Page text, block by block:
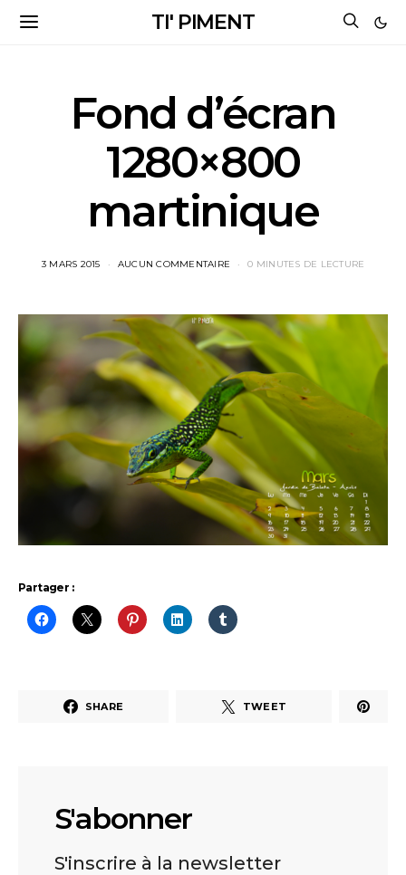
TI' PIMENT
Fond d’écran
1280×800
martinique
3 MARS 2015 AUCUN COMMENTAIRE 0 MINUTES DE LECTURE
Partager :
SHARE TWEET
S'abonner
S'inscrire à la newsletter